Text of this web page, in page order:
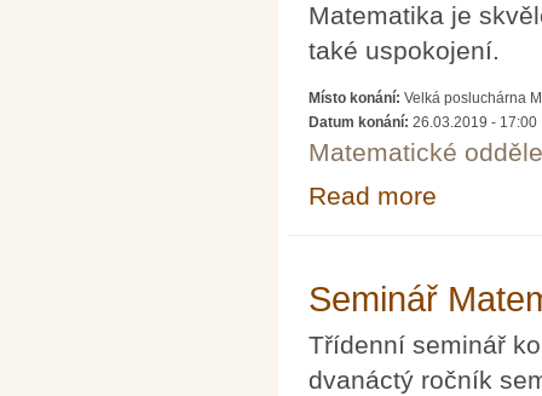
Matematika je
také uspokojení.
Místo konání: Velká posluchárna
Datum konání: 26.03.2019 - 17:00
Matematické
Read more
Seminář
Třídenní seminář
dvanáctý ročník